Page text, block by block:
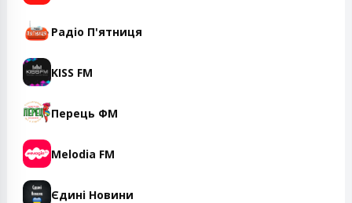
Радіо П'ятниця
KISS FM
Перець ФМ
Melodia FM
Єдині Новини